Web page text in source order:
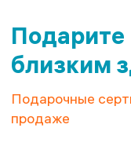
Подарите
близким
Подарочные
продаже